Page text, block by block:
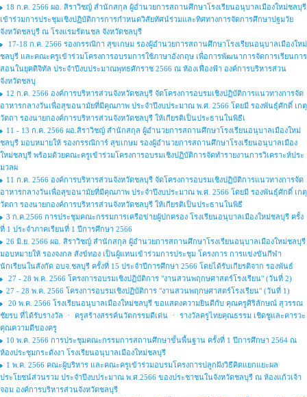
18 ก.ค. 2566 ผอ. สิราวิชญ์ สำนักสกุล ผู้อำนวยการสถานศึกษาโรงเรียนอนุบาลเมืองใหม่ชลบุรี
เข้าร่วมการประชุมเชิงปฏิบัติการการกำหนดวิสัยทัศน์ร่วมและทิศทางการจัดการศึกษาปฐมวัย
จังหวัดชลบุรี ณ โรงแรมรัตนชล จังหวัดชลบุรี
17-18 ก.ค. 2566 รองกรรณิกา สุขเกษม รองผู้อำนวยการสถานศึกษาโรงเรียนอนุบาลเมืองใหม่
ชลบุรี และคณะครูเข้าร่วมโครงการอบรมการใช้ภาษาอังกฤษ เพื่อการพัฒนาการจัดการเรียนการ
สอนในยุคดิจิทัล ประจำปีงบประมาณพุทธศักราช 2566 ณ ห้องเฟื่องฟ้า องค์การบริหารส่วน
จังหวัดชลบุ
12 ก.ค. 2566 องค์การบริหารส่วนจังหวัดชลบุรี จัดโครงการอบรมเชิงปฏิบัติการแนวทางการจัด
อาหารกลางวันเพื่อสุขอนามัยที่มีคุณภาพ ประจำปีงบประมาณ พ.ศ. 2566 โดยมี รองพันธ์ุศักดิ์ เกตุ
วัตถา รองนายกองค์การบริหารส่วนจังหวัดชลบุรี ให้เกียรติเป็นประธานในพิธีเ
11 - 13 ก.ค. 2566 ผอ.สิราวิชญ์ สำนักสกุล ผู้อำนวยการสถานศึกษาโรงเรียนอนุบาลเมืองใหม่
ชลบุรี มอบหมายให้ รองกรรณิการ์ สุขเกษม รองผู้อำนวยการสถานศึกษาโรงเรียนอนุบาลเมือง
ใหม่ชลบุรี พร้อมด้วยคณะครูเข้าร่วมโครงการอบรมเชิงปฏิบัติการจัดทำรายงานการวิเคราะห์ประ
มวลผ
11 ก.ค. 2566 องค์การบริหารส่วนจังหวัดชลบุรี จัดโครงการอบรมเชิงปฏิบัติการแนวทางการจัด
อาหารกลางวันเพื่อสุขอนามัยที่มีคุณภาพ ประจำปีงบประมาณ พ.ศ. 2566 โดยมี รองพันธ์ุศักดิ์ เกตุ
วัตถา รองนายกองค์การบริหารส่วนจังหวัดชลบุรี ให้เกียรติเป็นประธานในพิธี
3 ก.ค.2566 การประชุมคณะกรรมการเครือข่ายผู้ปกครอง โรงเรียนอนุบาลเมืองใหม่ชลบุรี ครั้ง
ที่ 1 ประจำภาคเรียนที่ 1 ปีการศึกษา 2566
26 มิ.ย. 2566 ผอ. สิราวิชญ์ สำนักสกุล ผู้อำนวยการสถานศึกษาโรงเรียนอนุบาลเมืองใหม่ชลบุรี
มอบหมายให้ รองจงกล สังข์ทอง เป็นผู้แทนเข้าร่วมการประชุม โครงการ การแข่งขันกีฬา
นักเรียนในสังกัด อบจ.ชลบุรี ครั้งที่ 15 ประจำปีการศึกษา 2566 โดยได้รับเกียรติจาก รองพันธ์
27 - 28 พ.ค. 2566 โครงการอบรมเชิงปฏิบัติการ "งานสวนพฤกษศาสตร์โรงเรียน" (วันที่ 2)
27 - 28 พ.ค. 2566 โครงการอบรมเชิงปฏิบัติการ "งานสวนพฤกษศาสตร์โรงเรียน" (วันที่ 1)
20 พ.ค. 2566 โรงเรียนอนุบาลเมืองใหม่ชลบุรี ขอแสดงความยินดีกับ คุณครูศิริลักษณ์ สุวรรณ
ชัยรบ ที่ได้รับรางวัล ㆍ ครูสร้างสรรค์นวัตกรรมดีเด่น ㆍ รางวัลครูไทยคุณธรรม เชิดชูและคารวะ
คุณความดีของครู
10 พ.ค. 2566 การประชุมคณะกรรมการสถานศึกษาขั้นพื้นฐาน ครั้งที่ 1 ปีการศึกษา 2564 ณ
ห้องประชุมกระดังงา โรงเรียนอนุบาลเมืองใหม่ชลบุรี
1 พ.ค. 2566 คณะผู้บริหาร และคณะครูเข้าร่วมอบรมโครงการปลูกฝังวิธีคิดแยกแยะผล
ประโยชน์ส่วนรวม ประจำปีงบประมาณ พ.ศ.2566 ของประชาชนในจังหวัดชลบุรี ณ ห้องแก้วเจ้า
จอม องค์การบริหารส่วนจังหวัดชลบุรี